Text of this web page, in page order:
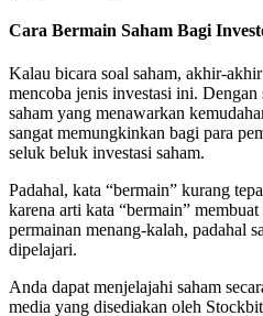
Cara Bermain Saham Bagi
Kalau bicara soal saham, akhir-
mencoba jenis investasi ini. Dengan
saham yang menawarkan
sangat memungkinkan bagi para
seluk beluk investasi saham.
Padahal, kata “bermain” kurang
karena arti kata “bermain”
permainan menang-kalah, padahal
dipelajari.
Anda dapat menjelajahi saham
media yang disediakan oleh